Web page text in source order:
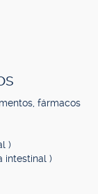
fármacos
)
intestinal )